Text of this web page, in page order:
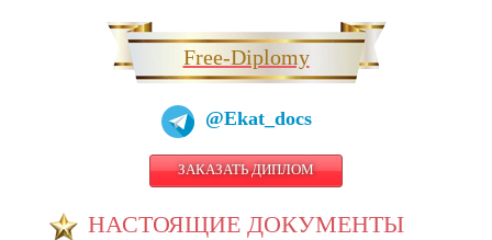
Free-Diplomy
@Ekat_docs
ЗАКАЗАТЬ ДИПЛОМ
НАСТОЯЩИЕ ДОКУМЕНТЫ